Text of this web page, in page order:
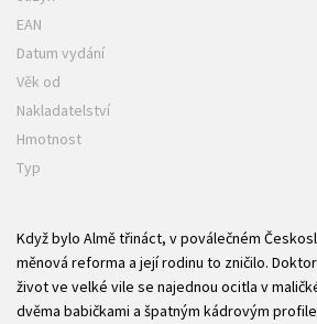
EAN
Datum vydání
Věk od
Nakladatelství
Hmotnost
Typ
Když bylo Almě třináct, v poválečném
měnová reforma a její rodinu to zničilo.
život ve velké vile se najednou ocitla v
dvěma babičkami a špatným kádrovým